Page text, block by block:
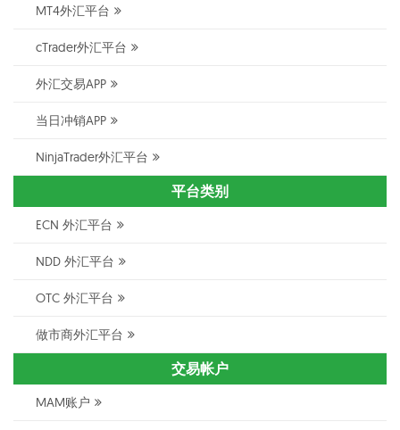
MT4外汇平台
cTrader外汇平台
外汇交易APP
当日冲销APP
NinjaTrader外汇平台
平台类别
ECN 外汇平台
NDD 外汇平台
OTC 外汇平台
做市商外汇平台
交易帐户
MAM账户